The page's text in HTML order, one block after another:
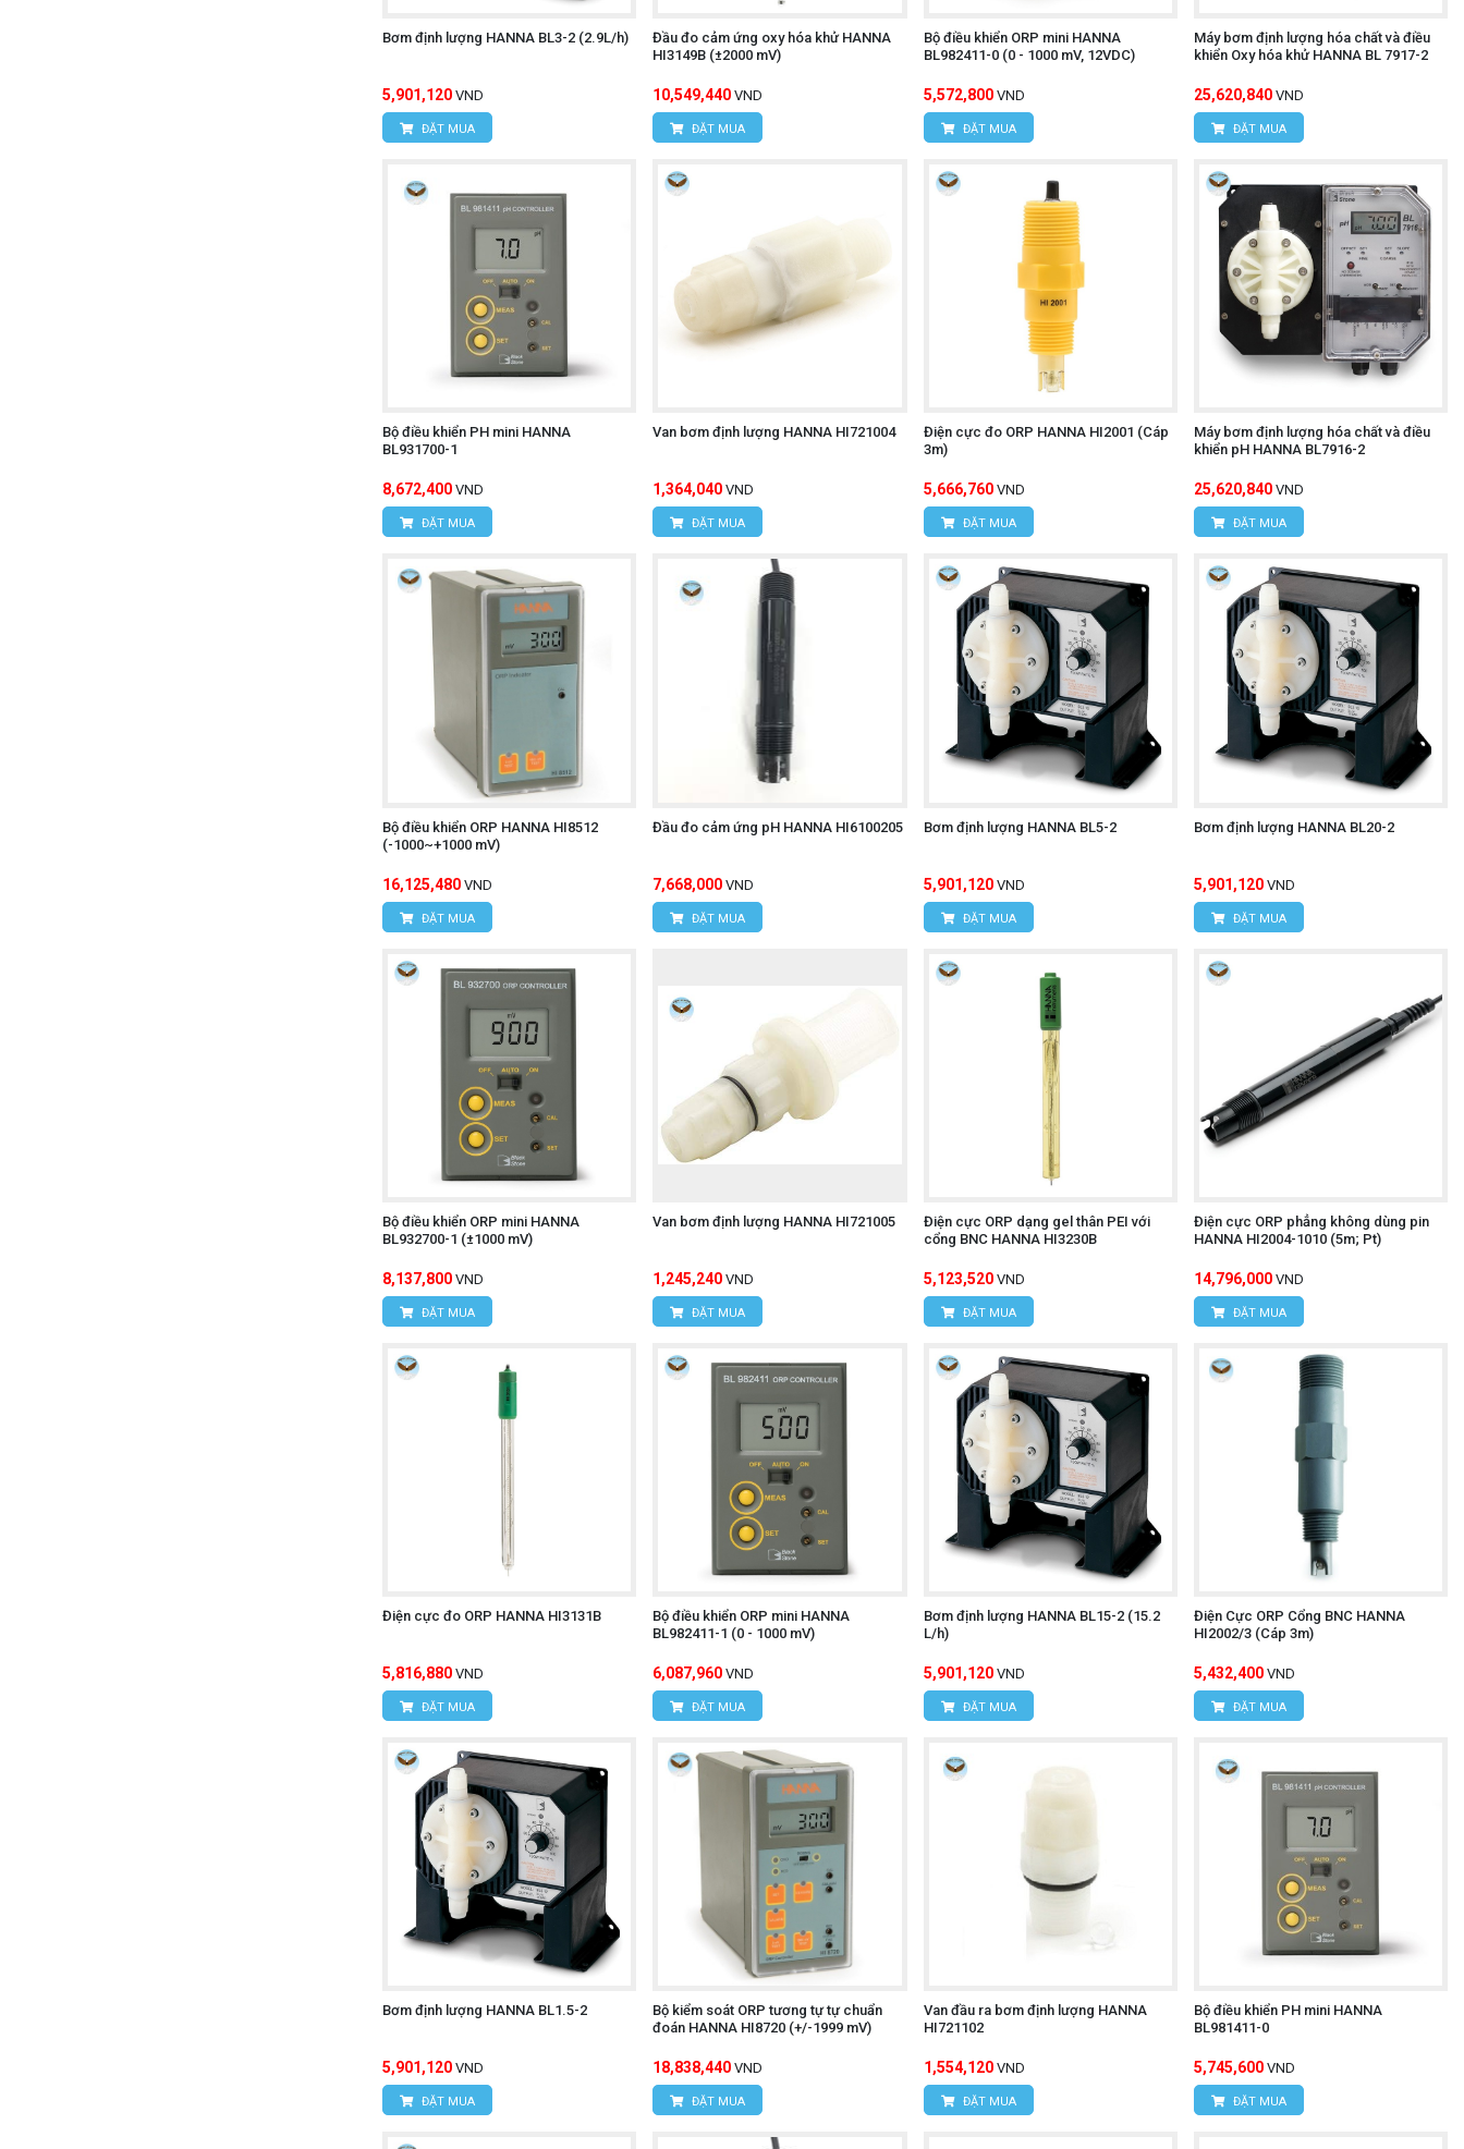
Bơm định lượng HANNA BL3-2 (2.9L/h)
5,901,120 VND
ĐẶT MUA
Đầu đo cảm ứng oxy hóa khử HANNA
HI3149B (±2000 mV)
10,549,440 VND
ĐẶT MUA
Bộ điều khiển ORP mini HANNA
BL982411-0 (0 - 1000 mV, 12VDC)
5,572,800 VND
ĐẶT MUA
Máy bơm định lượng hóa chất và điều
khiển Oxy hóa khử HANNA BL 7917-2
25,620,840 VND
ĐẶT MUA
Bộ điều khiển PH mini HANNA
BL931700-1
8,672,400 VND
ĐẶT MUA
Van bơm định lượng HANNA HI721004
1,364,040 VND
ĐẶT MUA
Điện cực đo ORP HANNA HI2001 (Cáp
3m)
5,666,760 VND
ĐẶT MUA
Máy bơm định lượng hóa chất và điều
khiển pH HANNA BL7916-2
25,620,840 VND
ĐẶT MUA
Bộ điều khiển ORP HANNA HI8512
(-1000~+1000 mV)
16,125,480 VND
ĐẶT MUA
Đầu đo cảm ứng pH HANNA HI6100205
7,668,000 VND
ĐẶT MUA
Bơm định lượng HANNA BL5-2
5,901,120 VND
ĐẶT MUA
Bơm định lượng HANNA BL20-2
5,901,120 VND
ĐẶT MUA
Bộ điều khiển ORP mini HANNA
BL932700-1 (±1000 mV)
8,137,800 VND
ĐẶT MUA
Van bơm định lượng HANNA HI721005
1,245,240 VND
ĐẶT MUA
Điện cực ORP dạng gel thân PEI với
cổng BNC HANNA HI3230B
5,123,520 VND
ĐẶT MUA
Điện cực ORP phẳng không dùng pin
HANNA HI2004-1010 (5m; Pt)
14,796,000 VND
ĐẶT MUA
Điện cực đo ORP HANNA HI3131B
5,816,880 VND
ĐẶT MUA
Bộ điều khiển ORP mini HANNA
BL982411-1 (0 - 1000 mV)
6,087,960 VND
ĐẶT MUA
Bơm định lượng HANNA BL15-2 (15.2
L/h)
5,901,120 VND
ĐẶT MUA
Điện Cực ORP Cổng BNC HANNA
HI2002/3 (Cáp 3m)
5,432,400 VND
ĐẶT MUA
Bơm định lượng HANNA BL1.5-2
5,901,120 VND
ĐẶT MUA
Bộ kiểm soát ORP tương tự tự chuẩn
đoán HANNA HI8720 (+/-1999 mV)
18,838,440 VND
ĐẶT MUA
Van đầu ra bơm định lượng HANNA
HI721102
1,554,120 VND
ĐẶT MUA
Bộ điều khiển PH mini HANNA
BL981411-0
5,745,600 VND
ĐẶT MUA